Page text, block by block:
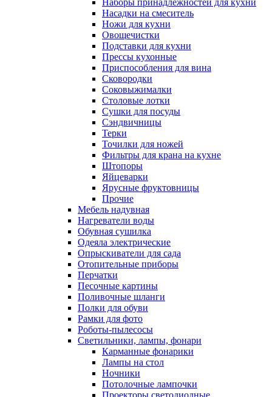
Наборы принадлежностей для кухни
Насадки на смеситель
Ножи для кухни
Овощечистки
Подставки для кухни
Прессы кухонные
Приспособления для вина
Сковородки
Соковыжималки
Столовые лотки
Сушки для посуды
Сэндвичницы
Терки
Точилки для ножей
Фильтры для крана на кухне
Штопоры
Яйцеварки
Ярусные фруктовницы
Прочие
Мебель надувная
Нагреватели воды
Обувная сушилка
Одеяла электрические
Опрыскиватели для сада
Отопительные приборы
Перчатки
Песочные картины
Поливочные шланги
Полки для обуви
Рамки для фото
Роботы-пылесосы
Светильники, лампы, фонари
Карманные фонарики
Лампы на стол
Ночники
Потолочные лампочки
Проекторы светодиодные